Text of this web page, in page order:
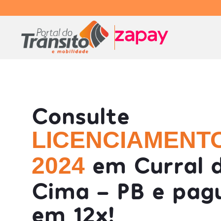
Consulte
2024 em Curral
Cima - PB e
em 12x!